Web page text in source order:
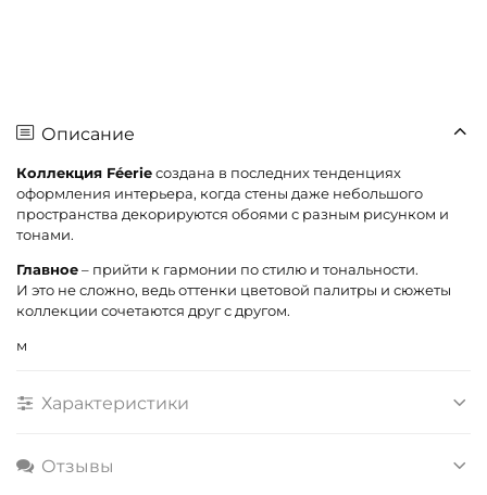
Описание
Коллекция Féerieсоздана в последних тенденциях
оформления интерьера, когда стены даже небольшого
пространства декорируются обоями с разным рисунком и
тонами.
Главное– прийти к гармонии по стилю и тональности.
И это не сложно, ведь оттенки цветовой палитры и сюжеты
коллекции сочетаются друг с другом.
м
Характеристики
Отзывы